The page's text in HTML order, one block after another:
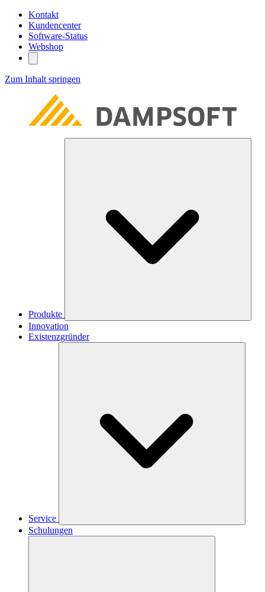
Kontakt
Kundencenter
Software-Status
Webshop
Zum Inhalt springen
Produkte
Innovation
Existenzgründer
Service
Schulungen